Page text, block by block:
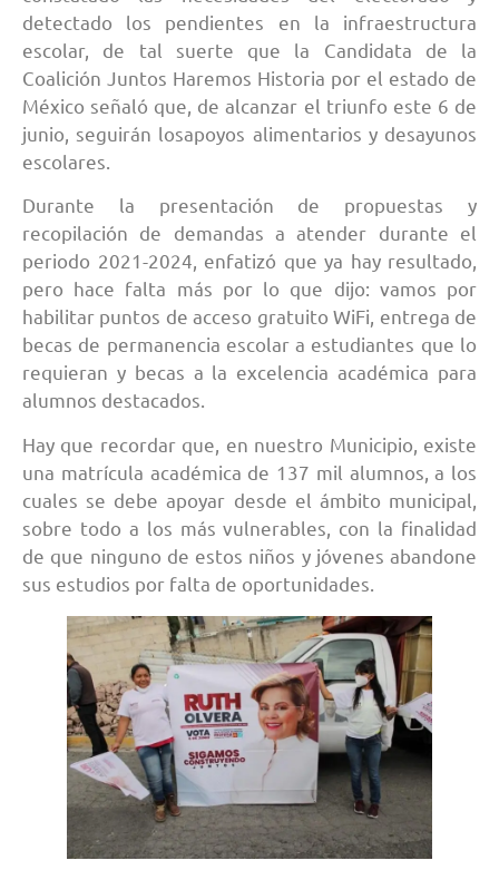
detectado los pendientes en la infraestructura
escolar, de tal suerte que la Candidata de la
Coalición Juntos Haremos Historia por el estado de
México señaló que, de alcanzar el triunfo este 6 de
junio, seguirán losapoyos alimentarios y desayunos
escolares.
Durante la presentación de propuestas y
recopilación de demandas a atender durante el
periodo 2021-2024, enfatizó que ya hay resultado,
pero hace falta más por lo que dijo: vamos por
habilitar puntos de acceso gratuito WiFi, entrega de
becas de permanencia escolar a estudiantes que lo
requieran y becas a la excelencia académica para
alumnos destacados.
Hay que recordar que, en nuestro Municipio, existe
una matrícula académica de 137 mil alumnos, a los
cuales se debe apoyar desde el ámbito municipal,
sobre todo a los más vulnerables, con la finalidad
de que ninguno de estos niños y jóvenes abandone
sus estudios por falta de oportunidades.